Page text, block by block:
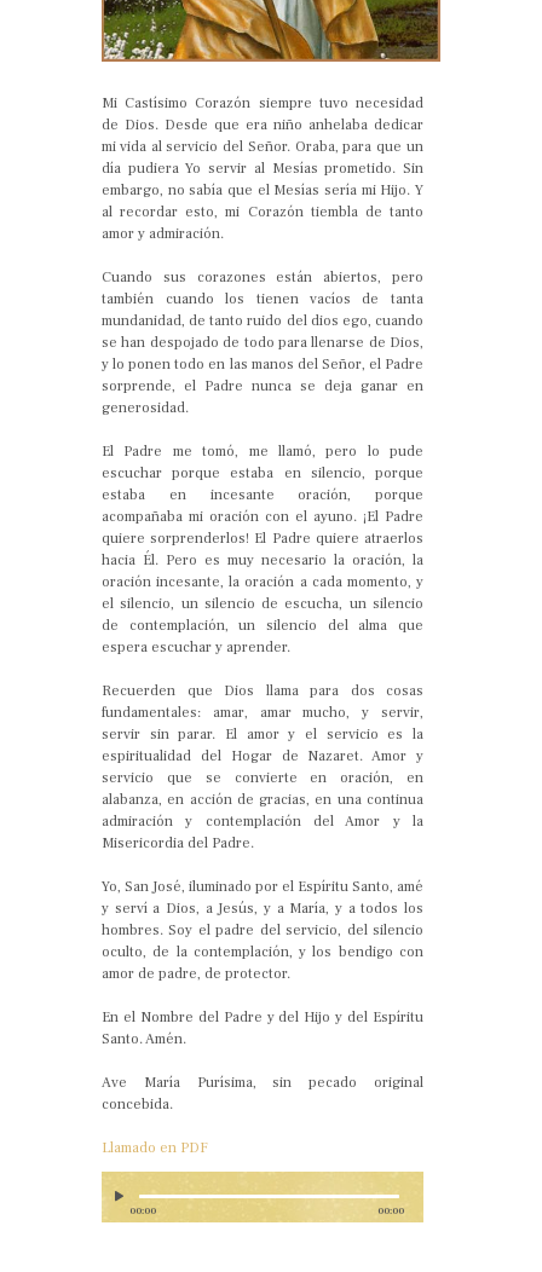
Mi Castísimo Corazón siempre tuvo necesidad
de Dios. Desde que era niño anhelaba dedicar
mi vida al servicio del Señor. Oraba, para que un
día pudiera Yo servir al Mesías prometido. Sin
embargo, no sabía que el Mesías sería mi Hijo. Y
al recordar esto, mi Corazón tiembla de tanto
amor y admiración.
Cuando sus corazones están abiertos, pero
también cuando los tienen vacíos de tanta
mundanidad, de tanto ruido del dios ego, cuando
se han despojado de todo para llenarse de Dios,
y lo ponen todo en las manos del Señor, el Padre
sorprende, el Padre nunca se deja ganar en
generosidad.
El Padre me tomó, me llamó, pero lo pude
escuchar porque estaba en silencio, porque
estaba en incesante oración, porque
acompañaba mi oración con el ayuno. ¡El Padre
quiere sorprenderlos! El Padre quiere atraerlos
hacia Él. Pero es muy necesario la oración, la
oración incesante, la oración a cada momento, y
el silencio, un silencio de escucha, un silencio
de contemplación, un silencio del alma que
espera escuchar y aprender.
Recuerden que Dios llama para dos cosas
fundamentales: amar, amar mucho, y servir,
servir sin parar. El amor y el servicio es la
espiritualidad del Hogar de Nazaret. Amor y
servicio que se convierte en oración, en
alabanza, en acción de gracias, en una continua
admiración y contemplación del Amor y la
Misericordia del Padre.
Yo, San José, iluminado por el Espíritu Santo, amé
y serví a Dios, a Jesús, y a María, y a todos los
hombres. Soy el padre del servicio, del silencio
oculto, de la contemplación, y los bendigo con
amor de padre, de protector.
En el Nombre del Padre y del Hijo y del Espíritu
Santo. Amén.
Ave María Purísima, sin pecado original
concebida.
Llamado en PDF
00:00 00:00